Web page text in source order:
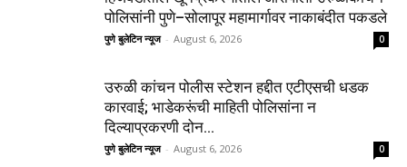
पोलिसांनी पुणे–सोलापूर महामार्गावर नाकाबंदीत पकडले
पुणे बुलेटिन न्यूज - August 6, 2026 0
उरुळी कांचन पोलीस स्टेशन हद्दीत एटीएसची धडक
कारवाई; भाडेकरूंची माहिती पोलिसांना न
दिल्याप्रकरणी दोन...
पुणे बुलेटिन न्यूज - August 6, 2026 0